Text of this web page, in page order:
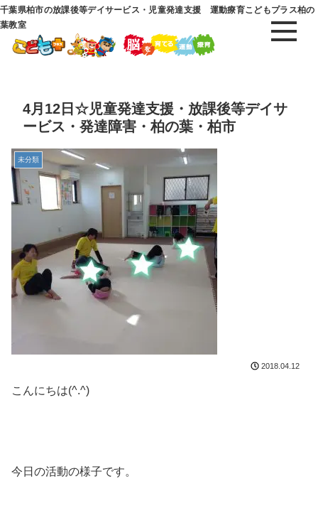
千葉県柏市の放課後等デイサービス・児童発達支援 運動療育こどもプラス柏の
葉教室
4月12日☆児童発達支援・放課後等デイサ
ービス・発達障害・柏の葉・柏市
未分類
2018.04.12
こんにちは(^.^)
今日の活動の様子です。